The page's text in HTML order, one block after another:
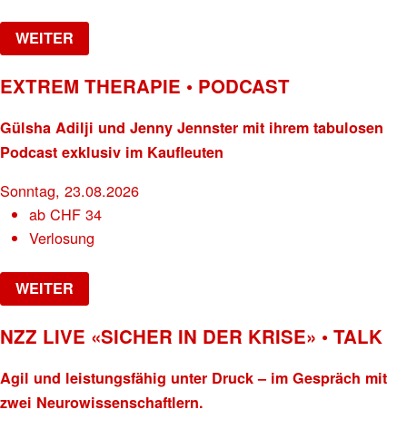
WEITER
EXTREM THERAPIE • PODCAST
Gülsha Adilji und Jenny Jennster mit ihrem tabulosen
Podcast exklusiv im Kaufleuten
Sonntag, 23.08.2026
abCHF 34
Verlosung
WEITER
NZZ LIVE «SICHER IN DER KRISE» • TALK
Agil und leistungsfähig unter Druck – im Gespräch mit
zwei Neurowissenschaftlern.